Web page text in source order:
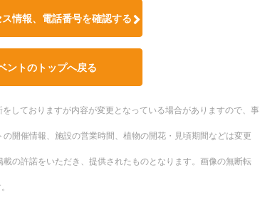
情報、電話番号を確認する
ントのトップへ戻る
しておりますが内容が変更となっている場合がありますので、事
開催情報、施設の営業時間、植物の開花・見頃期間などは変更
の許諾をいただき、提供されたものとなります。画像の無断転